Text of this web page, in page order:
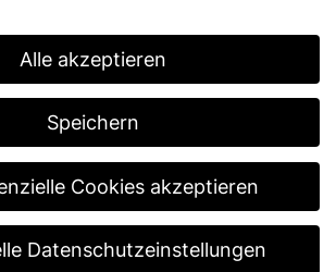
(72dpi)
(300dpi)
Alle akzeptieren
Speichern
Cookies akzeptieren
Datenschutzeinstellungen